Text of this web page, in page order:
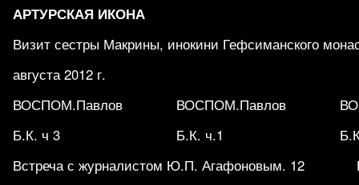
АРТУРСКАЯ ИКОНА
Визит сестры Макрины, инокини Гефсиманского
августа 2012 г.
ВОСПОМ.Павлов
Б.К. ч 3
ВОСПОМ.Павлов
Б.К. ч.1
Встреча с журналистом Ю.П. Агафоновым. 12